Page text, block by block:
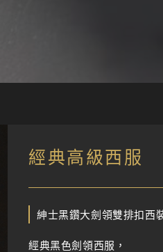
經典高級西服
紳士黑鑽大劍領雙排扣西
經典黑色劍領西服，